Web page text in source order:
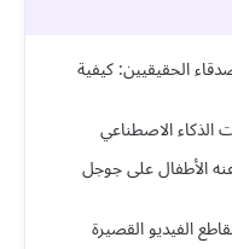
الحقيقيين: كيفية
الذكاء الاصطناعي
الأطفال على جوجل
الفيديو القصيرة